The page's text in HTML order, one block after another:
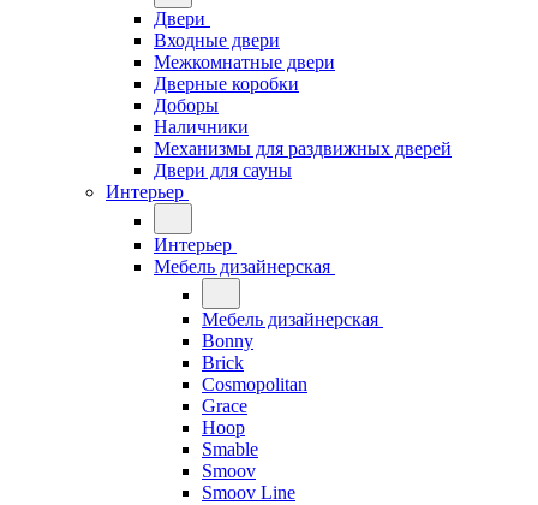
Двери
Входные двери
Межкомнатные двери
Дверные коробки
Доборы
Наличники
Механизмы для раздвижных дверей
Двери для сауны
Интерьер
Интерьер
Мебель дизайнерская
Мебель дизайнерская
Bonny
Brick
Cosmopolitan
Grace
Hoop
Smable
Smoov
Smoov Line